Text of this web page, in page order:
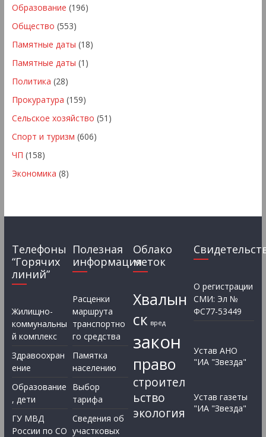
Образование (196)
Общество (553)
Памятные даты (18)
Памятные даты (1)
Политика (28)
Прокуратура (159)
Сельское хозяйство (51)
Спорт и туризм (606)
ЧП (158)
Экономика (8)
Телефоны
“Горячих
линий”
Жилищно-
коммунальны
й комплекс
Здравоохран
ение
Образование
, дети
ГУ МВД
России по СО
Полезная
информация
Расценки
маршрута
транспортно
го средства
Памятка
населению
Выбор
тарифа
Сведения об
участковых
Облако
меток
Хвалын
ск вред
закон
право
строител
ьство
экология
О регистрации
СМИ: Эл №
ФС77-53449
Устав АНО
"ИА "Звезда"
Устав газеты
"ИА "Звезда"